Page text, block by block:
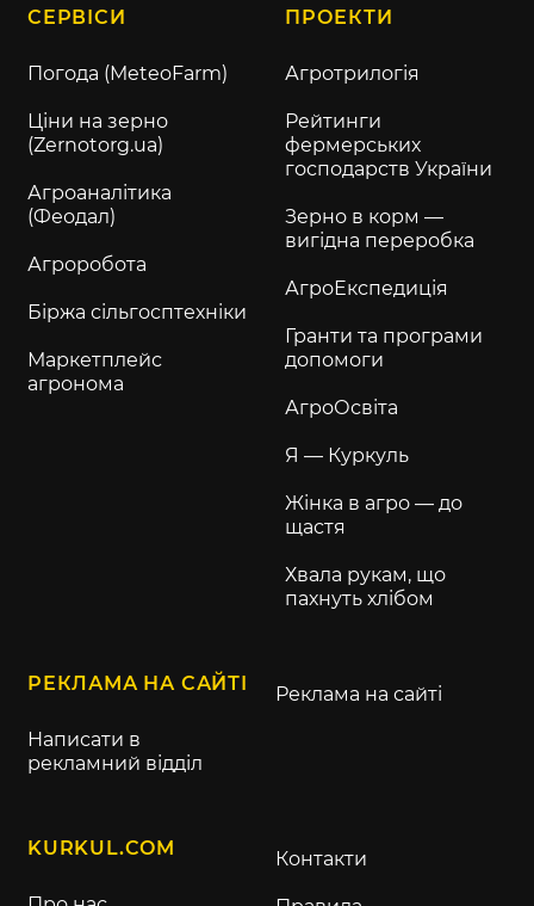
СЕРВІСИ
Погода (MeteoFarm)
Ціни на зерно
(Zernotorg.ua)
Агроаналітика
(Феодал)
Агроробота
Біржа сільгосптехніки
Маркетплейс
агронома
ПРОЕКТИ
Агротрилогія
Рейтинги
фермерських
господарств України
Зерно в корм —
вигідна переробка
АгроЕкспедиція
Гранти та програми
допомоги
АгроОсвіта
Я — Куркуль
Жінка в агро — до
щастя
Хвала рукам, що
пахнуть хлібом
РЕКЛАМА НА САЙТІ
Написати в
рекламний відділ
Реклама на сайті
KURKUL.COM Контакти